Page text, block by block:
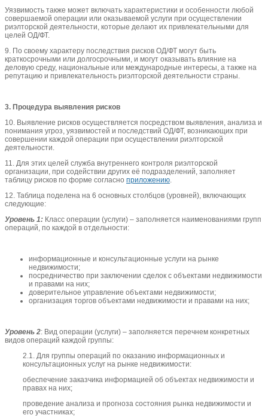
Уязвимость также может включать характеристики и особенности любой
совершаемой операции или оказываемой услуги при осуществлении
риэлторской деятельности, которые делают их привлекательными для
целей ОД/ФТ.
9. По своему характеру последствия рисков ОД/ФТ могут быть
краткосрочными или долгосрочными, и могут оказывать влияние на
деловую среду, национальные или международные интересы, а также на
репутацию и привлекательность риэлторской деятельности страны.
3. Процедура выявления рисков
10. Выявление рисков осуществляется посредством выявления, анализа и
понимания угроз, уязвимостей и последствий ОД/ФТ, возникающих при
совершении каждой операции при осуществлении риэлторской
деятельности.
11. Для этих целей служба внутреннего контроля риэлторской
организации, при содействии других её подразделений, заполняет
таблицу рисков по форме согласно приложению.
12. Таблица поделена на 6 основных столбцов (уровней), включающих
следующие:
Уровень 1: Класс операции (услуги) – заполняется наименованиями групп
операций, по каждой в отдельности:
информационные и консультационные услуги на рынке
недвижимости;
посредничество при заключении сделок с объектами недвижимости
и правами на них;
доверительное управление объектами недвижимости;
организация торгов объектами недвижимости и правами на них;
Уровень 2: Вид операции (услуги) – заполняется перечнем конкретных
видов операций каждой группы:
2.1. Для группы операций по оказанию информационных и
консультационных услуг на рынке недвижимости:
обеспечение заказчика информацией об объектах недвижимости и
правах на них;
проведение анализа и прогноза состояния рынка недвижимости и
его участниках;